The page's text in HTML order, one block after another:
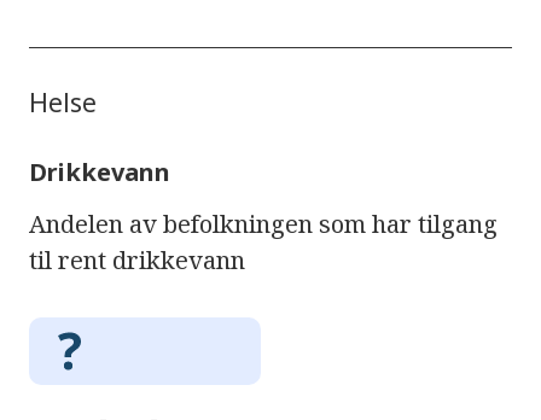
Helse
Drikkevann
Andelen av befolkningen som har tilgang
til rent drikkevann